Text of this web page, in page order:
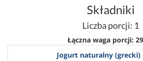
Składniki
Liczba porcji: 1
Łączna waga porcji:
Jogurt naturalny (grecki)